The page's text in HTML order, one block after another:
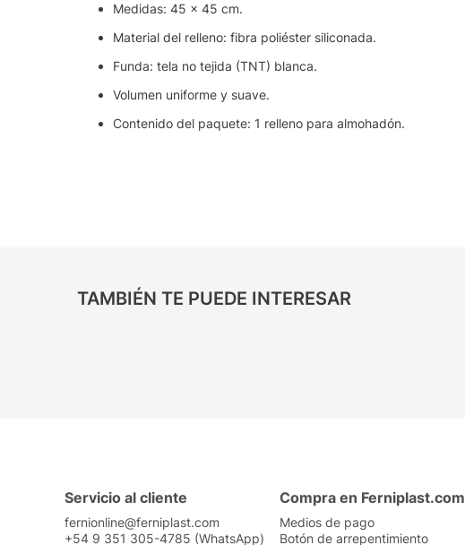
Medidas: 45 × 45 cm.
Material del relleno: fibra poliéster siliconada.
Funda: tela no tejida (TNT) blanca.
Volumen uniforme y suave.
Contenido del paquete: 1 relleno para almohadón.
TAMBIÉN TE PUEDE INTERESAR
Servicio al cliente
fernionline@ferniplast.com
+54 9 351 305-4785 (WhatsApp)
Compra en Ferniplast.com
Medios de pago
Botón de arrepentimiento